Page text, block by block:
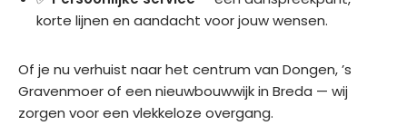
alles
goe
d
gere
gaa
verh
uize
Zek
er
korte lijnen en aandacht voor jouw wensen.
Of je nu verhuist naar het centrum van Dongen, ’s
Gravenmoer of een nieuwbouwwijk in Breda — wij
zorgen voor een vlekkeloze overgang.